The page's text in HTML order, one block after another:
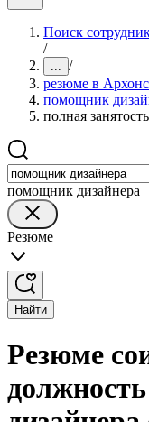
Поиск
/
... /
резюме в
помощник
полная занятость
помощник дизайнера
Резюме
Найти
Резюме